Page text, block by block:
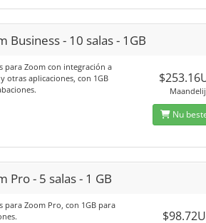
Business - 10 salas - 1GB
para Zoom con integración a
otras aplicaciones, con 1GB
Nu
Pro - 5 salas - 1 GB
para Zoom Pro, con 1GB para